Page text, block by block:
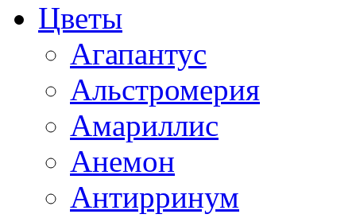
Цветы
Агапантус
Альстромерия
Амариллис
Анемон
Антирринум